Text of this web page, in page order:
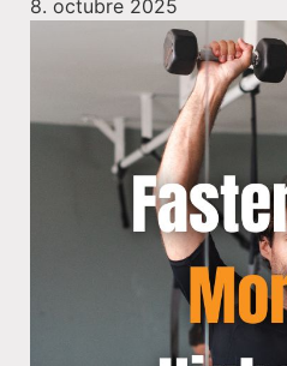
8. octubre 2025